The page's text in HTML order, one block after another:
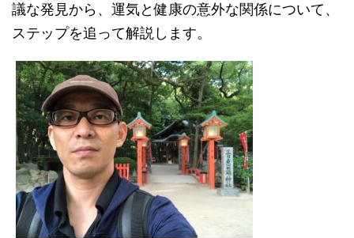
議な発見から、運気と健康の意外な関係について、
ステップを追って解説します。